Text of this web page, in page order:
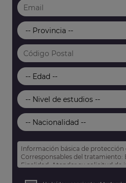
Información básica de protección
Corresponsables del tratamiento:
Finalidad: Atender su solicitud de
Derechos: Puede acceder,